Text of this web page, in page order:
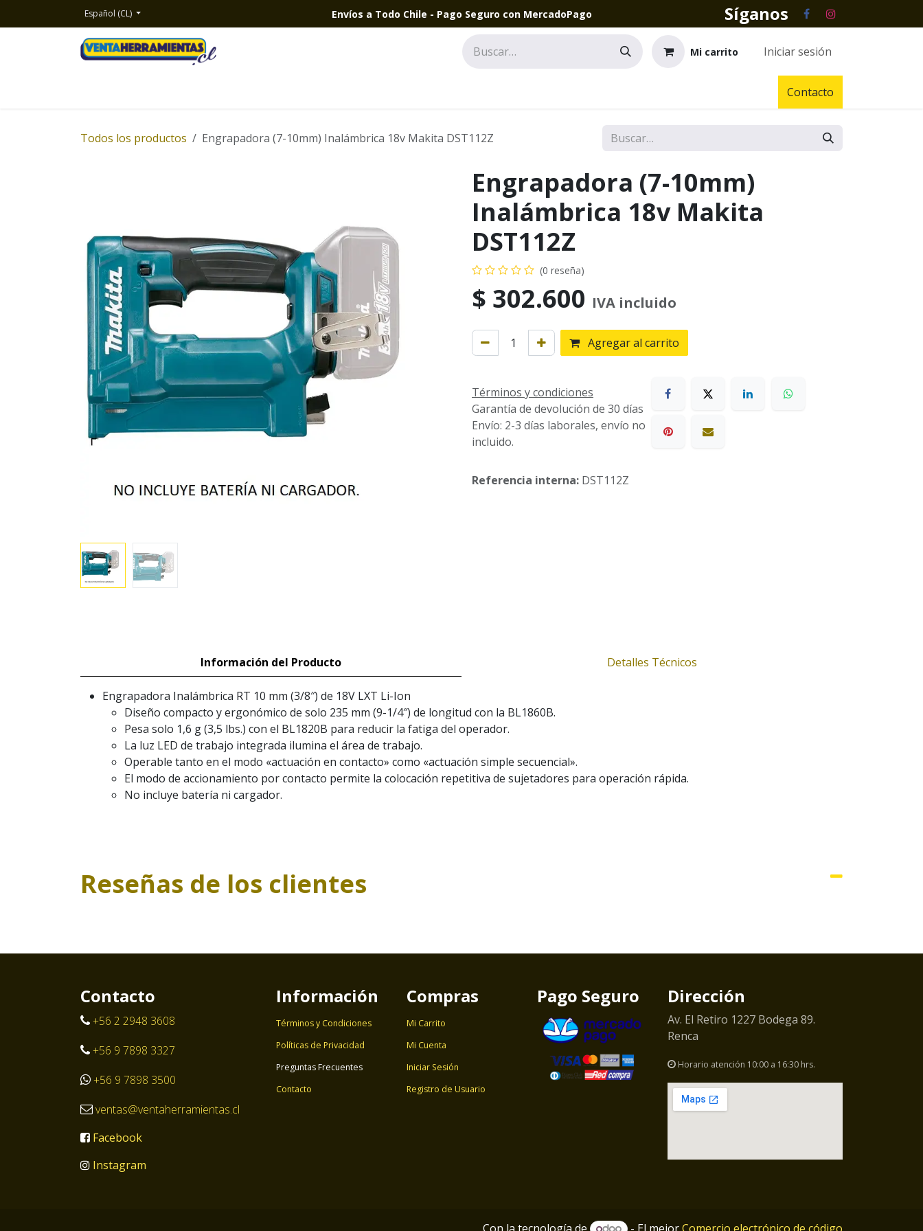
Español (CL) Envíos a Todo Chile - Pago Seguro con MercadoPago Síganos
Mi carrito Iniciar sesión
Contacto
Todos los productos Engrapadora (7-10mm) Inalámbrica 18v Makita DST112Z
Engrapadora (7-10mm)
Inalámbrica 18v Makita
DST112Z
(0 reseña)
$ 302.600 IVA incluido
Agregar al carrito
Términos y condiciones
Garantía de devolución de 30 días
Envío: 2-3 días laborales, envío no
incluido.
Referencia interna: DST112Z
Información del Producto Detalles Técnicos
Engrapadora Inalámbrica RT 10 mm (3/8″) de 18V LXT Li-Ion
Diseño compacto y ergonómico de solo 235 mm (9-1/4″) de longitud con la BL1860B.
Pesa solo 1,6 g (3,5 lbs.) con el BL1820B para reducir la fatiga del operador.
La luz LED de trabajo integrada ilumina el área de trabajo.
Operable tanto en el modo «actuación en contacto» como «actuación simple secuencial».
El modo de accionamiento por contacto permite la colocación repetitiva de sujetadores para operación rápida.
No incluye batería ni cargador.
Reseñas de los clientes
Contacto
+56 2 2948 3608
+56 9 7898 3327
+56 9 7898 3500
ventas@ventaherramientas.cl
Facebook
Instagram
Información
Términos y Condiciones
Políticas de Privacidad
Preguntas Frecuentes
Contacto
Compras
Mi Carrito
Mi Cuenta
Iniciar Sesión
Registro de Usuario
Pago Seguro Dirección
Av. El Retiro 1227 Bodega 89.
Renca
Horario atención 10:00 a 16:30 hrs.